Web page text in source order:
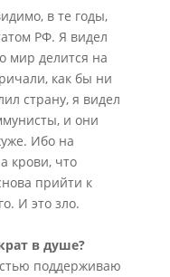
в те годы,
РФ. Я видел
мир делится на
как бы ни
страну, я видел
и они
Ибо на
крови, что
прийти к
И это зло.
в душе?
поддерживаю